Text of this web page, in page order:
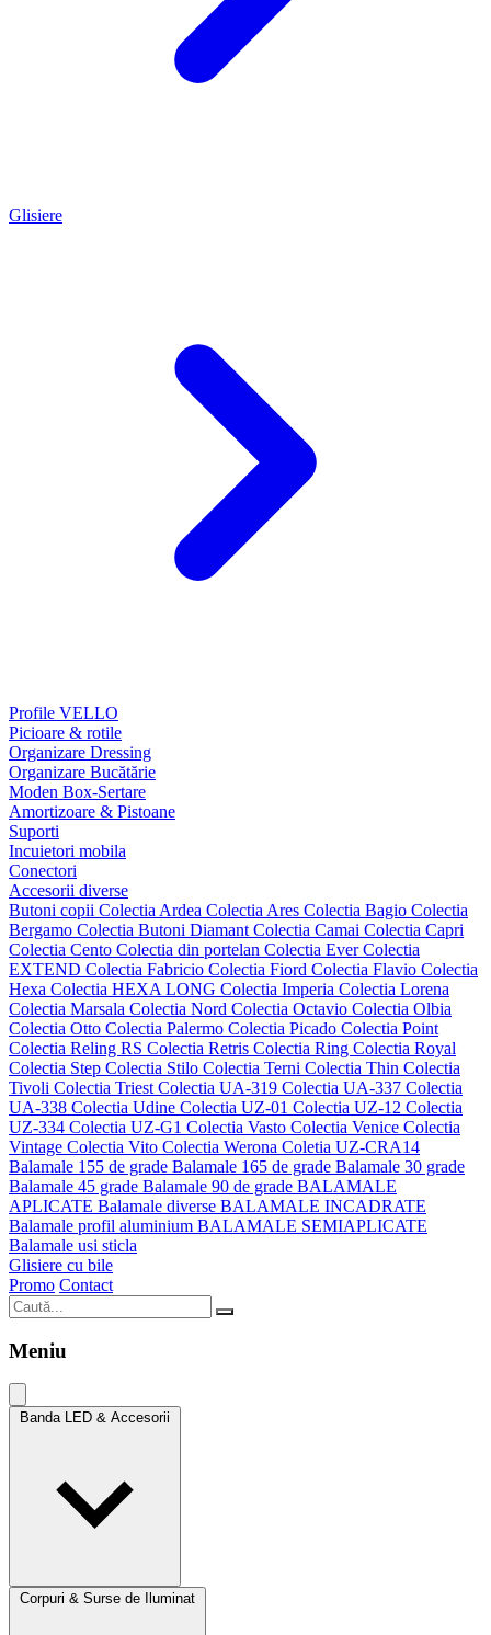
Glisiere
Profile VELLO
Picioare & rotile
Organizare Dressing
Organizare Bucătărie
Moden Box-Sertare
Amortizoare & Pistoane
Suporti
Incuietori mobila
Conectori
Accesorii diverse
Butoni copii Colectia Ardea Colectia Ares Colectia Bagio Colectia
Bergamo Colectia Butoni Diamant Colectia Camai Colectia Capri
Colectia Cento Colectia din portelan Colectia EverColectia
EXTEND Colectia Fabricio Colectia Fiord Colectia Flavio Colectia
Hexa Colectia HEXA LONG Colectia Imperia Colectia Lorena
Colectia Marsala Colectia Nord Colectia Octavio Colectia Olbia
Colectia Otto Colectia Palermo Colectia Picado Colectia Point
Colectia Reling RS Colectia Retris Colectia Ring Colectia Royal
Colectia Step Colectia Stilo Colectia Terni Colectia Thin Colectia
Tivoli Colectia Triest Colectia UA-319 Colectia UA-337 Colectia
UA-338 Colectia Udine Colectia UZ-01 Colectia UZ-12 Colectia
UZ-334 Colectia UZ-G1 Colectia Vasto Colectia Venice Colectia
Vintage Colectia Vito Colectia Werona Coletia UZ-CRA14
Balamale 155 de grade Balamale 165 de grade Balamale 30 grade
Balamale 45 grade Balamale 90 de grade BALAMALE
APLICATE Balamale diverse BALAMALE INCADRATE
Balamale profil aluminium BALAMALE SEMIAPLICATE
Balamale usi sticla
Glisiere cu bile
Promo Contact
Meniu
Banda LED & Accesorii
Corpuri & Surse de Iluminat